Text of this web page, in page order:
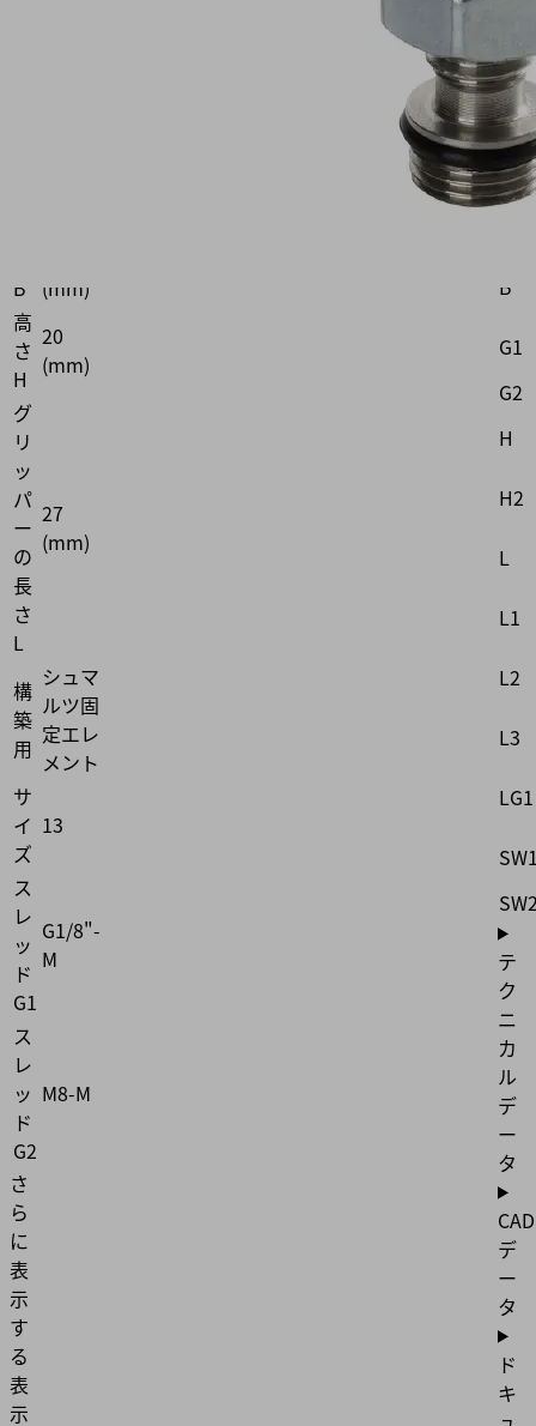
B
(mm)
高
さ
H
20
(mm)
グ
リ
ッ
パ
ー
の
長
さ
L
27
(mm)
構
築
用
シュマ
ルツ固
定エレ
メント
サ
イ
ズ
13
ス
レ
ッ
ド
G1
G1/8"-
M
ス
レ
ッ
ド
G2
M8-M
さ
ら
に
表
示
す
る
表
示
B
G1
G2
H
H2
L
L1
L2
L3
LG1
テ
ク
ニ
カ
ル
デ
ー
タ
CAD
デ
ー
タ
ド
キ